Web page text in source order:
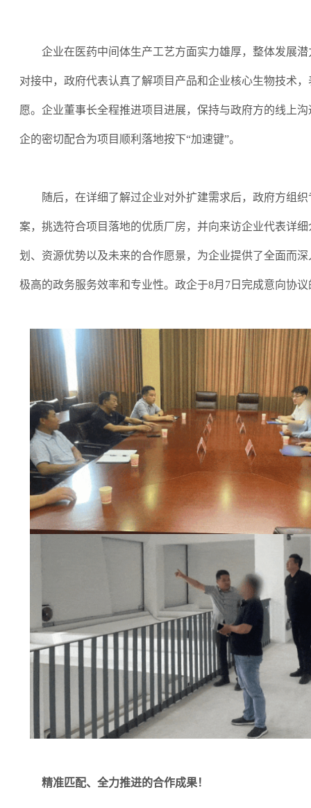
企业在医药中间体生产工艺方面实力雄厚，整体发展潜
对接中，政府代表认真了解项目产品和企业核心生物技术
愿。企业董事长全程推进项目进展，保持与政府方的线上
企的密切配合为项目顺利落地按下“加速键”。
随后，在详细了解过企业对外扩建需求后，政府方组织
案，挑选符合项目落地的优质厂房，并向来访企业代表详
划、资源优势以及未来的合作愿景，为企业提供了全面而
极高的政务服务效率和专业性。政企于8月7日完成意向协
精准匹配、全力推进的合作成果！